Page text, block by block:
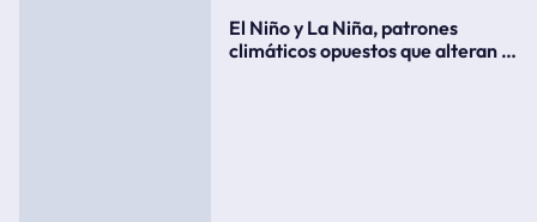
El Niño y La Niña, patrones
climáticos opuestos que alteran la